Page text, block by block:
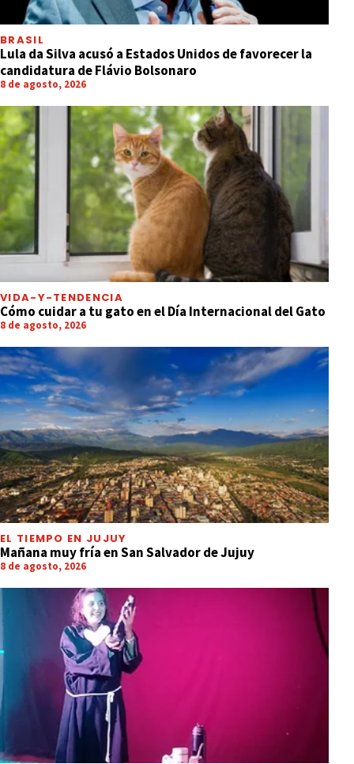
BRASIL
Lula da Silva acusó a Estados Unidos de favorecer la
candidatura de Flávio Bolsonaro
8 de agosto, 2026
VIDA-Y-TENDENCIA
Cómo cuidar a tu gato en el Día Internacional del Gato
8 de agosto, 2026
EL TIEMPO EN JUJUY
Mañana muy fría en San Salvador de Jujuy
8 de agosto, 2026